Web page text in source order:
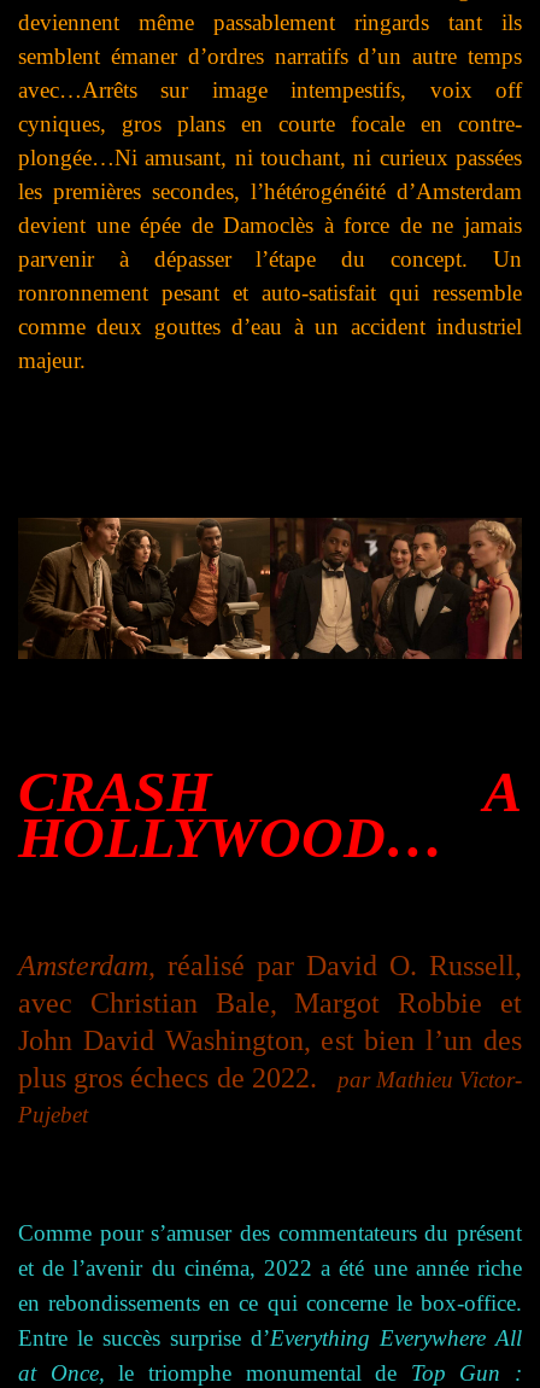
deviennent même passablement ringards tant ils
semblent émaner d’ordres narratifs d’un autre temps
avec…Arrêts sur image intempestifs, voix off
cyniques, gros plans en courte focale en contre-
plongée…Ni amusant, ni touchant, ni curieux passées
les premières secondes, l’hétérogénéité d’Amsterdam
devient une épée de Damoclès à force de ne jamais
parvenir à dépasser l’étape du concept. Un
ronronnement pesant et auto-satisfait qui ressemble
comme deux gouttes d’eau à un accident industriel
majeur.
CRASH A
HOLLYWOOD…
Amsterdam, réalisé par David O. Russell,
avec Christian Bale, Margot Robbie et
John David Washington, est bien l’un des
plus gros échecs de 2022.
par Mathieu Victor-
Pujebet
Comme pour s’amuser des commentateurs du présent
et de l’avenir du cinéma, 2022 a été une année riche
en rebondissements en ce qui concerne le box-office.
Entre le succès surprise d’Everything Everywhere All
at Once, le triomphe monumental de Top Gun :